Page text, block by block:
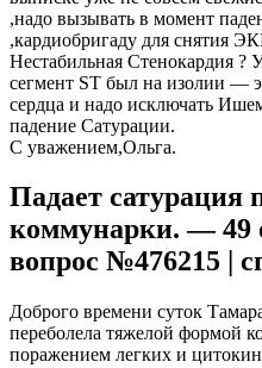
,надо вызывать в момент
,кардиобригаду для снятия
Нестабильная Стенокардия
сегмент ST был на изолии —
сердца и надо исключать
падение Сатурации.
С уважением,Ольга.
Падает сатурация
коммунарки. — 49
вопрос №476215 |
Доброго времени суток
переболела тяжелой формой
поражением легких и